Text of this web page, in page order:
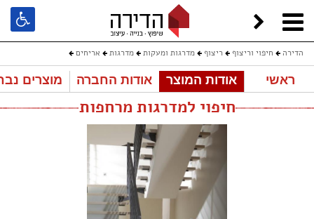
הדירה חיפוי וריצוף ריצוף מדרגות ומעקות מדרגות אריחים
חיפוי למדרגות מרחפות
ראשי אודות המוצר אודות החברה מוצרים
חיפוי למדרגות מרחפות